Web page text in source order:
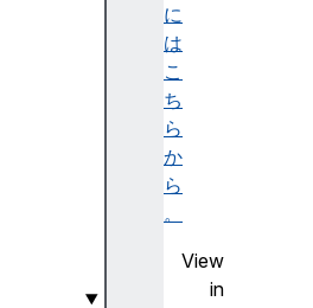
に
は
こ
ち
ら
か
ら
。
View
in